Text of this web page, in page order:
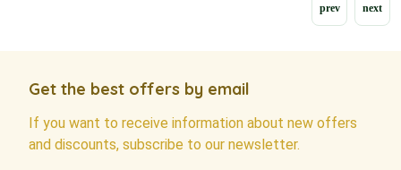
Get the best offers by email
If you want to receive information about new offers
and discounts, subscribe to our newsletter.